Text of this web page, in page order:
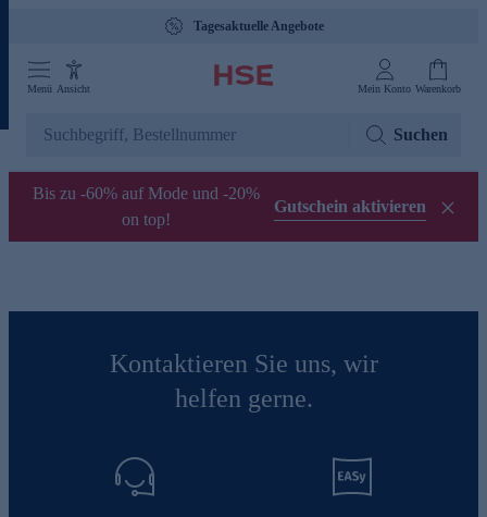
Tagesaktuelle Angebote
Menü Ansicht Mein Konto Warenkorb
Suchen
Bis zu -60% auf Mode und -20%
on top!
Gutschein aktivieren
Kontaktieren Sie uns, wir
helfen gerne.